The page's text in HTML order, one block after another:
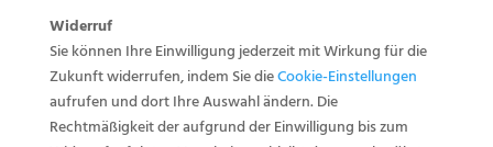
Widerruf
Sie können Ihre Einwilligung jederzeit mit Wirkung für die
Zukunft widerrufen, indem Sie dieCookie-Einstellungen
aufrufen und dort Ihre Auswahl ändern. Die
Rechtmäßigkeit der aufgrund der Einwilligung bis zum